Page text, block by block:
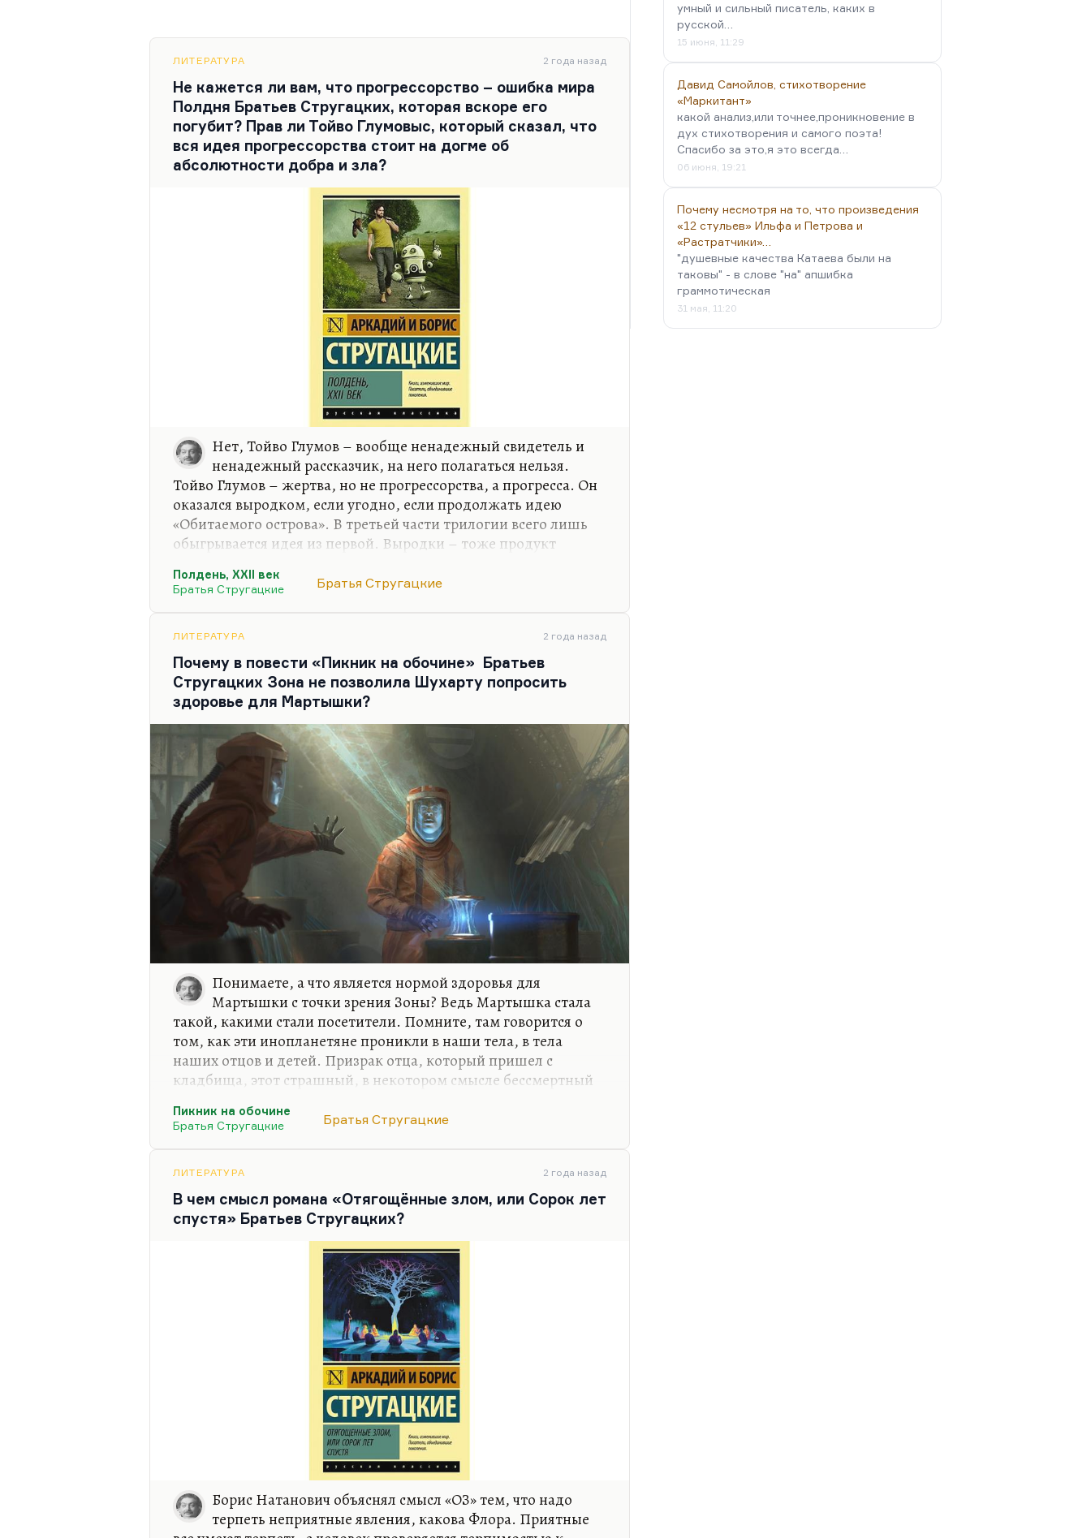
ЛИТЕРАТУРА 2 года назад
Не кажется ли вам, что прогрессорство – ошибка мира
Полдня Братьев Стругацких, которая вскоре его
погубит? Прав ли Тойво Глумовыс, который сказал, что
вся идея прогрессорства стоит на догме об
абсолютности добра и зла?
Нет, Тойво Глумов – вообще ненадежный свидетель и
ненадежный рассказчик, на него полагаться нельзя.
Тойво Глумов – жертва, но не прогрессорства, а прогресса. Он
оказался выродком, если угодно, если продолжать идею
«Обитаемого острова». В третьей части трилогии всего лишь
обыгрывается идея из первой. Выродки – тоже продукт
людены Саракша. А поскольку Тойво Глумов сам выродок,
заложник этой трагической ситуации, что приводит его к
Каммерером. Естественно, что Тойво Глумов ненавидит
прогрессорство и ненавидит прогресс. Поэтому он с таким
пылом набрасывается на поиски других люденов, он…
Полдень, XXII век
Братья Стругацкие
Братья Стругацкие
ЛИТЕРАТУРА 2 года назад
Почему в повести «Пикник на обочине» Братьев
Стругацких Зона не позволила Шухарту попросить
здоровье для Мартышки?
Понимаете, а что является нормой здоровья для
Мартышки с точки зрения Зоны? Ведь Мартышка стала
такой, какими стали посетители. Помните, там говорится о
том, как эти инопланетяне проникли в наши тела, в тела
наших отцов и детей. Призрак отца, который пришел с
кладбища, этот страшный, в некотором смысле бессмертный
бесконечное воскрешение); Мартышка, которая скрипит по
ночам и издает тот же страшный скрип, который доносится из
Это очень страшно придумано: она стала молчать, перестала
говорить, она всегда была при этом покрыта шерсткой, а глаза
были без белка. При этом она всегда была веселая, а папа
Пикник на обочине
Братья Стругацкие
Братья Стругацкие
ЛИТЕРАТУРА 2 года назад
В чем смысл романа «Отягощённые злом, или Сорок лет
спустя» Братьев Стругацких?
Борис Натанович объяснял смысл «ОЗ» тем, что надо
терпеть неприятные явления, какова Флора. Приятные
умный и сильный писатель, каких в
русской…
15 июня, 11:29
Давид Самойлов, стихотворение
«Маркитант»
какой анализ,или точнее,проникновение в
дух стихотворения и самого поэта!
Спасибо за это,я это всегда…
06 июня, 19:21
Почему несмотря на то, что произведения
«12 стульев» Ильфа и Петрова и
«Растратчики»…
"душевные качества Катаева были на
таковы" - в слове "на" апшибка
граммотическая
31 мая, 11:20